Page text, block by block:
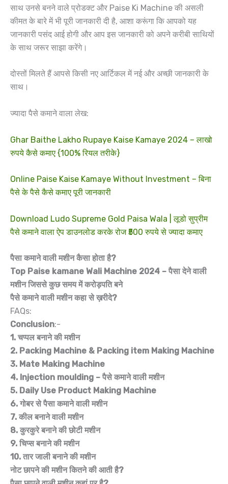
साथ उनसे बनने वाले प्रोडक्ट और Paise Ki Machine की असली
कीमत के बारे में भी पूरी जानकारी दी है, आशा करूंगा कि आपको यह
जानकारी पसंद आई होगी और आप इस जानकारी को अपने करीबी साथियों
के साथ जरूर साझा करेंगे।
दोस्तों मिलते हैं आपसे किसी नए आर्टिकल में नई और अच्छी जानकारी के
साथ।
ज्यादा पैसे कमाने वाला लेख:
Ghar Baithe Lakho Rupaye Kaise Kamaye 2024 – लाखो
रुपये कैसे कमाए {100% रियल तरीके}
Online Paise Kaise Kamaye Without Investment – बिना
पैसे के पैसे कैसे कमाए पूरी जानकारी
Download Ludo Supreme Gold Paisa Wala | लूडो सुप्रीम
पैसे कमाने वाला ऐप डाउनलोड करके रोज ₹500 रुपये से ज्यादा कमाए
पैसा कमाने वाली मशीन कैसा होता है?
Top Paise kamane Wali Machine 2024 – पैसा देने वाली
मशीन जिससे कुछ समय में करोड़पति बने
पैसे कमाने वाली मशीन कहा से ख़रीदे?
FAQs:
Conclusion:-
1. चप्पल बनाने की मशीन
2. Packing Machine & Packing item Making Machine
3. Mate Making Machine
4. Injection moulding – पैसे कमाने वाली मशीन
5. Daily Use Product Making Machine
6. गोबर से पैसा कमाने वाली मशीन
7. कील बनाने वाली मशीन
8. कुरकुरे बनाने की छोटी मशीन
9. चिप्स बनाने की मशीन
10. तार जाली बनाने की मशीन
नोट छापने की मशीन कितने की आती है?